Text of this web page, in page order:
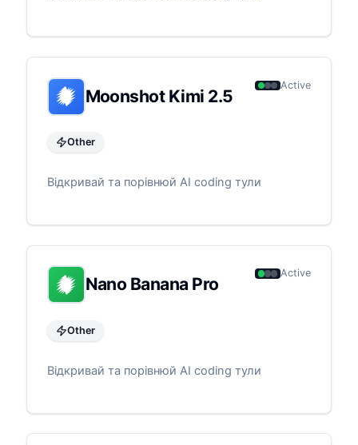
Moonshot Kimi 2.5
Active
Other
Відкривай та порівнюй AI coding тули
Nano Banana Pro
Active
Other
Відкривай та порівнюй AI coding тули